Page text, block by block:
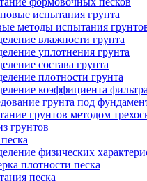
испытания грунта
методы испытания
влажности грунта
уплотнения грунта
состава грунта
плотности грунта
коэффициента
грунта под
грунтов методом
грунтов
физических
плотности песка
песка